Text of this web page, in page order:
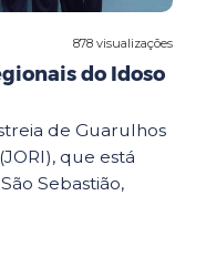
878 visualizações
do Idoso
de Guarulhos
que está
Sebastião,